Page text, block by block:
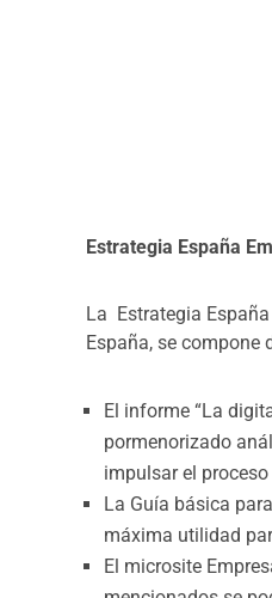
pormenorizado
impulsar el
máxima utilidad
El microsite
tanto a nivel
transformación
Programa
El Programa